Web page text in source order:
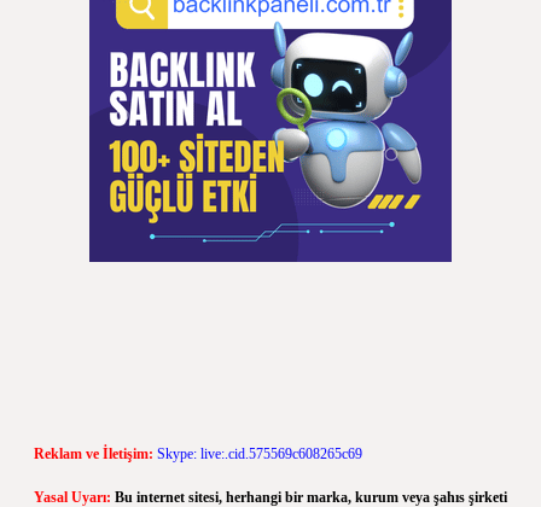
Reklam ve İletişim: Skype: live:.cid.575569c608265c69
Yasal Uyarı: Bu internet sitesi, herhangi bir marka, kurum veya şahıs şirketi